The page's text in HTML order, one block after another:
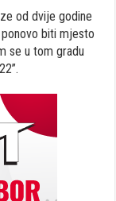
od dvije godine
biti mjesto
se u tom gradu